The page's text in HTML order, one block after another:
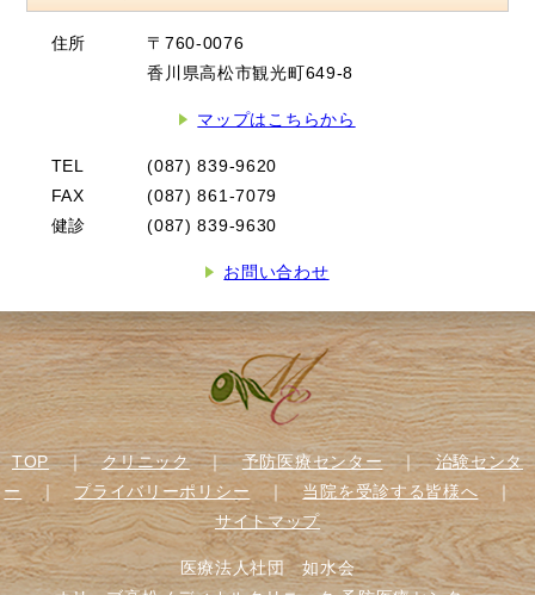
住所
〒760-0076
香川県高松市観光町649-8
マップはこちらから
TEL
(087) 839-9620
FAX
(087) 861-7079
健診
(087) 839-9630
お問い合わせ
TOP｜クリニック｜予防医療センター｜治験センタ
ー
｜ プライバリーポリシー ｜当院を受診する皆様へ｜
サイトマップ
医療法人社団 如水会